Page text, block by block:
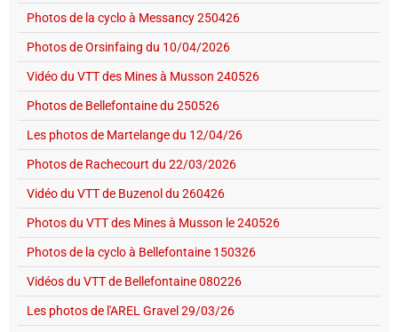
Photos de la cyclo à Messancy 250426
Photos de Orsinfaing du 10/04/2026
Vidéo du VTT des Mines à Musson 240526
Photos de Bellefontaine du 250526
Les photos de Martelange du 12/04/26
Photos de Rachecourt du 22/03/2026
Vidéo du VTT de Buzenol du 260426
Photos du VTT des Mines à Musson le 240526
Photos de la cyclo à Bellefontaine 150326
Vidéos du VTT de Bellefontaine 080226
Les photos de l'AREL Gravel 29/03/26